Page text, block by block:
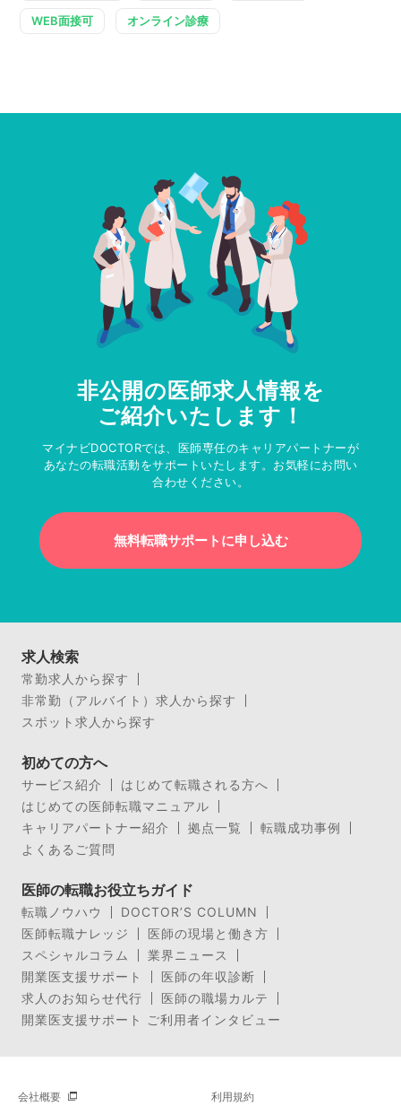
WEB面接可 オンライン診療
非公開の医師求人情報を
ご紹介いたします！
マイナビDOCTORでは、医師専任のキャリアパートナーが
あなたの転職活動をサポートいたします。お気軽にお問い
合わせください。
無料転職サポートに申し込む
求人検索
常勤求人から探す
非常勤（アルバイト）求人から探す
スポット求人から探す
初めての方へ
サービス紹介
はじめて転職される方へ
はじめての医師転職マニュアル
キャリアパートナー紹介
拠点一覧
転職成功事例
よくあるご質問
医師の転職お役立ちガイド
転職ノウハウ
DOCTOR’S COLUMN
医師転職ナレッジ
医師の現場と働き方
スペシャルコラム
業界ニュース
開業医支援サポート
医師の年収診断
求人のお知らせ代行
医師の職場カルテ
開業医支援サポート ご利用者インタビュー
会社概要 利用規約